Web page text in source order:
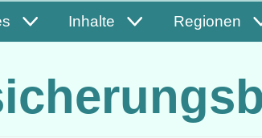
Inhalte Regionen